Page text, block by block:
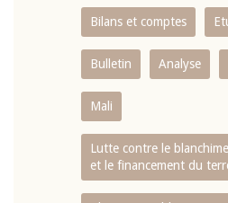
Bilans et comptes
Bulletin Analyse
Mali
Lutte contre le
et le financement du